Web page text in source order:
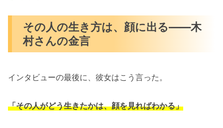
その人の生き方は、顔に出る――木
村さんの金言
インタビューの最後に、彼女はこう言った。
「その人がどう生きたかは、顔を見ればわかる」